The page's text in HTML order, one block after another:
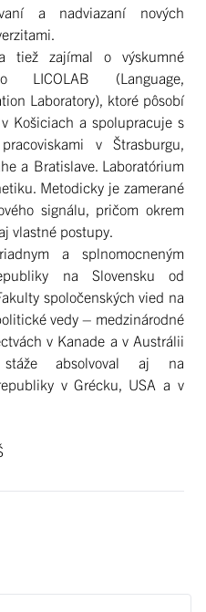
a nadviazaní nových
tiež zajímal o výskumné
LICOLAB (Language,
Laboratory), ktoré pôsobí
Košiciach a spolupracuje s
v Štrasburgu,
a Bratislave. Laboratórium
Metodicky je zamerané
signálu, pričom okrem
vlastné postupy.
a splnomocneným
na Slovensku od
spoločenských vied na
vedy – medzinárodné
v Kanade a v Austrálii
absolvoval aj na
v Grécku, USA a v